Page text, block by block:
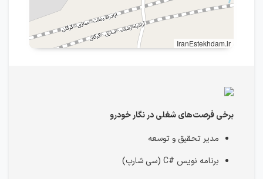
IranEstekhdam.ir
برخی فرصت‌های شغلی در نگار خودرو
مدیر تحقیق و توسعه
برنامه نویس #C (سی شارپ)